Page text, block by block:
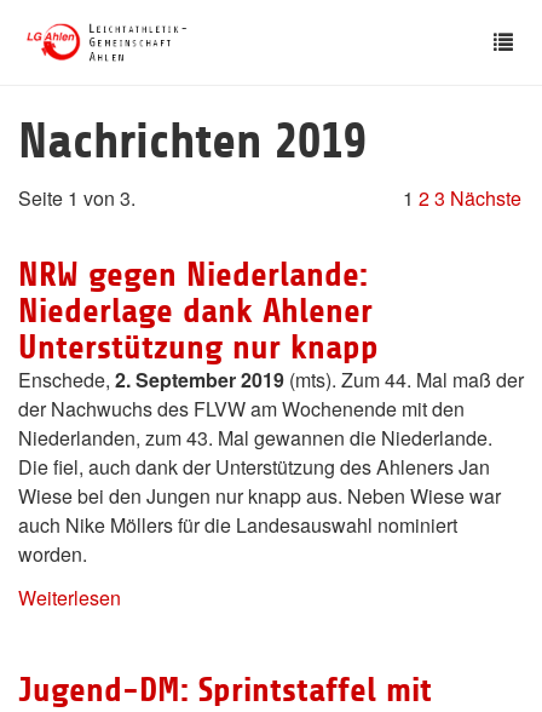
Nachrichten 2019
Seite 1 von 3. 1 23 Nächste
NRW gegen Niederlande:
Niederlage dank Ahlener
Unterstützung nur knapp
Enschede, 2. September 2019 (mts). Zum 44. Mal maß der
der Nachwuchs des FLVW am Wochenende mit den
Niederlanden, zum 43. Mal gewannen die Niederlande.
Die fiel, auch dank der Unterstützung des Ahleners Jan
Wiese bei den Jungen nur knapp aus. Neben Wiese war
auch Nike Möllers für die Landesauswahl nominiert
worden.
Weiterlesen
Jugend-DM: Sprintstaffel mit